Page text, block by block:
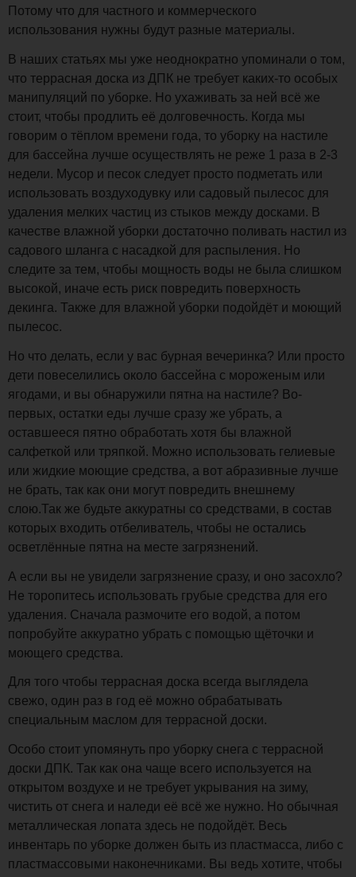
Потому что для частного и коммерческого
использования нужны будут разные материалы.
В наших статьях мы уже неоднократно упоминали о том,
что террасная доска из ДПК не требует каких-то особых
манипуляций по уборке. Но ухаживать за ней всё же
стоит, чтобы продлить её долговечность. Когда мы
говорим о тёплом времени года, то уборку на настиле
для бассейна лучше осуществлять не реже 1 раза в 2-3
недели. Мусор и песок следует просто подметать или
использовать воздуходувку или садовый пылесос для
удаления мелких частиц из стыков между досками. В
качестве влажной уборки достаточно поливать настил из
садового шланга с насадкой для распыления. Но
следите за тем, чтобы мощность воды не была слишком
высокой, иначе есть риск повредить поверхность
декинга. Также для влажной уборки подойдёт и моющий
пылесос.
Но что делать, если у вас бурная вечеринка? Или просто
дети повеселились около бассейна с мороженым или
ягодами, и вы обнаружили пятна на настиле? Во-
первых, остатки еды лучше сразу же убрать, а
оставшееся пятно обработать хотя бы влажной
салфеткой или тряпкой. Можно использовать гелиевые
или жидкие моющие средства, а вот абразивные лучше
не брать, так как они могут повредить внешнему
слою.Так же будьте аккуратны со средствами, в состав
которых входить отбеливатель, чтобы не остались
осветлённые пятна на месте загрязнений.
А если вы не увидели загрязнение сразу, и оно засохло?
Не торопитесь использовать грубые средства для его
удаления. Сначала размочите его водой, а потом
попробуйте аккуратно убрать с помощью щёточки и
моющего средства.
Для того чтобы террасная доска всегда выглядела
свежо, один раз в год её можно обрабатывать
специальным маслом для террасной доски.
Особо стоит упомянуть про уборку снега с террасной
доски ДПК. Так как она чаще всего используется на
открытом воздухе и не требует укрывания на зиму,
чистить от снега и наледи её всё же нужно. Но обычная
металлическая лопата здесь не подойдёт. Весь
инвентарь по уборке должен быть из пластмасса, либо с
пластмассовыми наконечниками. Вы ведь хотите, чтобы